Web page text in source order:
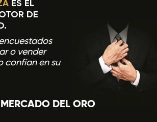
ES EL
DE
o vender
confían en su
MERCADO DEL ORO